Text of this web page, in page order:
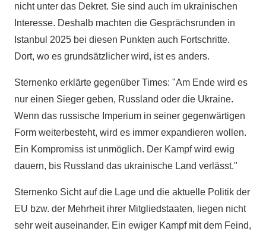
nicht unter das Dekret. Sie sind auch im ukrainischen
Interesse. Deshalb machten die Gesprächsrunden in
Istanbul 2025 bei diesen Punkten auch Fortschritte.
Dort, wo es grundsätzlicher wird, ist es anders.
Sternenko erklärte gegenüber Times: "Am Ende wird es
nur einen Sieger geben, Russland oder die Ukraine.
Wenn das russische Imperium in seiner gegenwärtigen
Form weiterbesteht, wird es immer expandieren wollen.
Ein Kompromiss ist unmöglich. Der Kampf wird ewig
dauern, bis Russland das ukrainische Land verlässt."
Sternenko Sicht auf die Lage und die aktuelle Politik der
EU bzw. der Mehrheit ihrer Mitgliedstaaten, liegen nicht
sehr weit auseinander. Ein ewiger Kampf mit dem Feind,